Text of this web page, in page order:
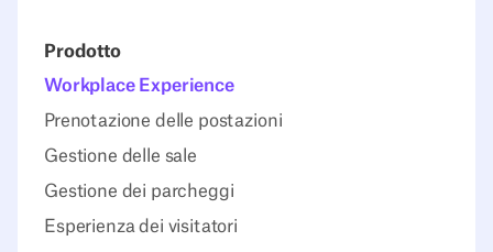
Prodotto
Workplace Experience
Prenotazione delle postazioni
Gestione delle sale
Gestione dei parcheggi
Esperienza dei visitatori